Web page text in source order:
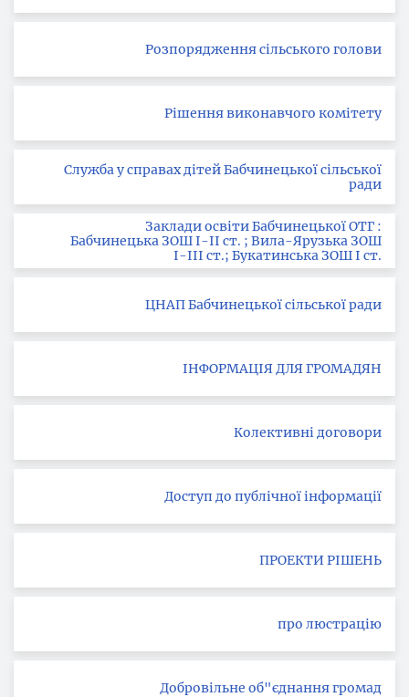
Розпорядження сільського голови
Рішення виконавчого комітету
Служба у справах дітей Бабчинецької сільської
ради
Заклади освіти Бабчинецької ОТГ :
Бабчинецька ЗОШ І-ІІ ст. ; Вила-Ярузька ЗОШ
І-ІІІ ст.; Букатинська ЗОШ І ст.
ЦНАП Бабчинецької сільської ради
ІНФОРМАЦІЯ ДЛЯ ГРОМАДЯН
Колективні договори
Доступ до публічної інформації
ПРОЕКТИ РІШЕНЬ
про люстрацію
Добровільне об"єднання громад